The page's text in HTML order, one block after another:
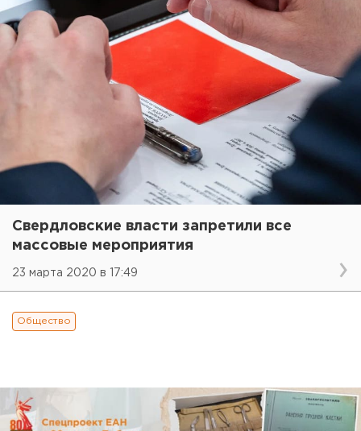
Свердловские власти запретили все
массовые мероприятия
23 марта 2020 в 17:49
Общество